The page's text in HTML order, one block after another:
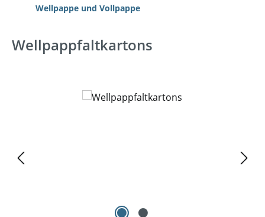
Wellpappe und Vollpappe
Wellpappfaltkartons
Bildergalerie überspringen